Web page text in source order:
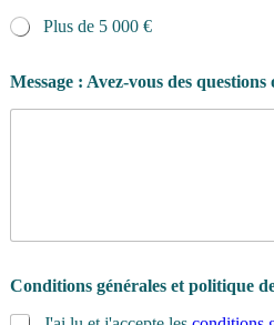
z
-
o
Plus de 5 000 €
Message : Avez-vous des
Conditions générales et politique